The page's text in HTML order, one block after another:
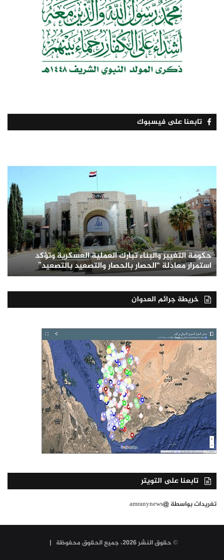
تابعنا على فيسبوك
حكومة التغيير والبناء تبارك العملية العسكرية وتؤكد
استمرار معادلة “الحصار بالحصار والتصعيد بالتصعيد”
خريطة جرائم العدوان
تابعنا على التويتر
تغريدات بواسطة @amranynews
© حقوق النشر 2026، جميع الحقوق محفوظة |